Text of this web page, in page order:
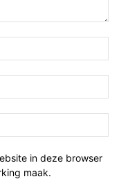
in deze browser
maak.